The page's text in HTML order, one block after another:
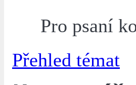
Pro psaní
Přehled témat